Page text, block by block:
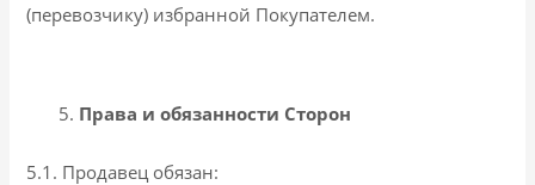
(перевозчику) избранной Покупателем.
Права и обязанности Сторон
5.1. Продавец обязан: